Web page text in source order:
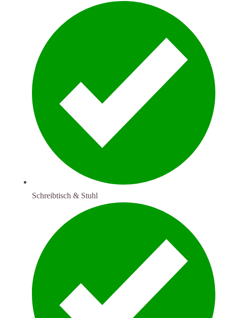
Schreibtisch & Stuhl